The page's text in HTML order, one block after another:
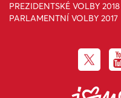
PREZIDENTSKÉ VOLBY 2018
PARLAMENTNÍ VOLBY 2017